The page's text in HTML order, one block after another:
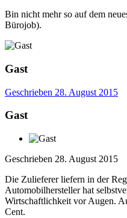
Bin nicht mehr so auf dem
Bürojob).
Gast
Geschrieben 28. August 2015
Gast
Geschrieben 28. August 2015
Die Zulieferer liefern in der
Automobilhersteller hat
Wirtschaftlichkeit vor Augen.
Cent.